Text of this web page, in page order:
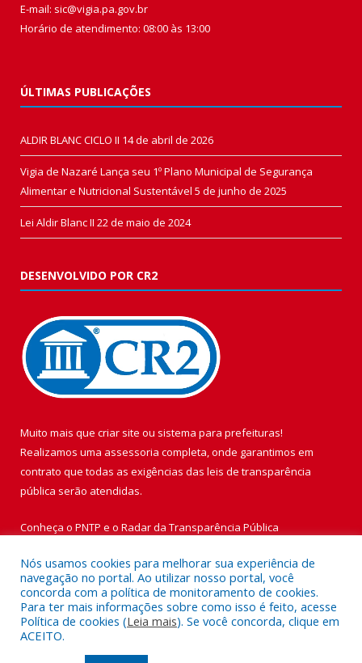
E-mail: sic@vigia.pa.gov.br
Horário de atendimento: 08:00 às 13:00
ÚLTIMAS PUBLICAÇÕES
ALDIR BLANC CICLO II 14 de abril de 2026
Vigia de Nazaré Lança seu 1º Plano Municipal de Segurança
Alimentar e Nutricional Sustentável 5 de junho de 2025
Lei Aldir Blanc II 22 de maio de 2024
DESENVOLVIDO POR CR2
Muito mais que criar site ou sistema para prefeituras!
Realizamos uma assessoria completa, onde garantimos em
contrato que todas as exigências das leis de transparência
pública serão atendidas.
Conheça o PNTP e o Radar da Transparência Pública
Todos os direitos reservados a Prefeitura Municipal de Vigia de
Nazaré.
Nós usamos cookies para melhorar sua experiência de
navegação no portal. Ao utilizar nosso portal, você
concorda com a política de monitoramento de cookies.
Para ter mais informações sobre como isso é feito, acesse
Política de cookies (Leia mais). Se você concorda, clique em
ACEITO.